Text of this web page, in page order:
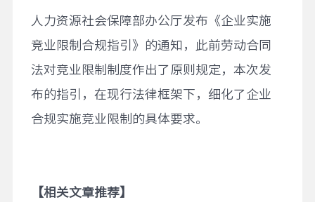
人力资源社会保障部办公厅发布《企业实施
竞业限制合规指引》的通知，此前劳动合同
法对竞业限制制度作出了原则规定，本次发
布的指引，在现行法律框架下，细化了企业
合规实施竞业限制的具体要求。
【相关文章推荐】